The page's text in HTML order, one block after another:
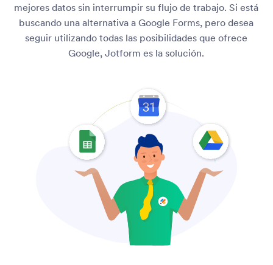
mejores datos sin interrumpir su flujo de trabajo. Si está
buscando una alternativa a Google Forms, pero desea
seguir utilizando todas las posibilidades que ofrece
Google, Jotform es la solución.